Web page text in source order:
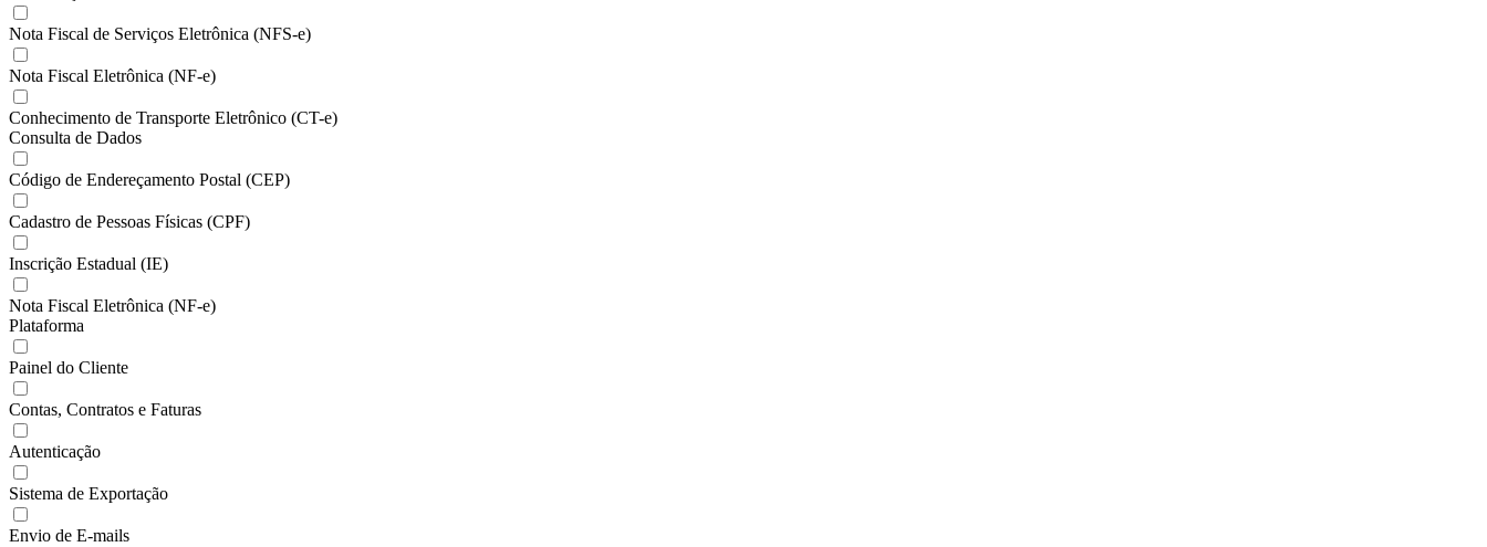
Nota Fiscal de Serviços Eletrônica (NFS-e)
Nota Fiscal Eletrônica (NF-e)
Conhecimento de Transporte Eletrônico (CT-e)
Consulta de Dados
Código de Endereçamento Postal (CEP)
Cadastro de Pessoas Físicas (CPF)
Inscrição Estadual (IE)
Nota Fiscal Eletrônica (NF-e)
Plataforma
Painel do Cliente
Contas, Contratos e Faturas
Autenticação
Sistema de Exportação
Envio de E-mails